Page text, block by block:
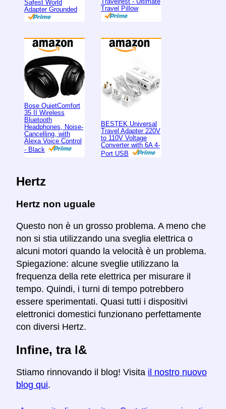
Safest World
Adapter Grounded
Travel Pillow
Bose QuietComfort
35 II Wireless
Bluetooth
Headphones, Noise-
Cancelling, with
Alexa Voice Control
- Black
BESTEK Universal
Travel Adapter 220V
to 110V Voltage
Converter with 6A 4-
Port USB
Hertz
Hertz non uguale
Questo non è un grosso problema. A meno che
non si stia utilizzando una sveglia elettrica o
alcuni motori quando la velocità è un problema.
Spiegazione: alcune sveglie utilizzano la
frequenza della rete elettrica per misurare il
tempo. Quindi, i turni di tempo potrebbero
essere sperimentati. Quasi tutti i dispositivi
elettronici domestici funzionano perfettamente
con diversi Hertz.
Infine, tra l&
Stiamo rinnovando il blog! Visita il nostro nuovo
blog qui.